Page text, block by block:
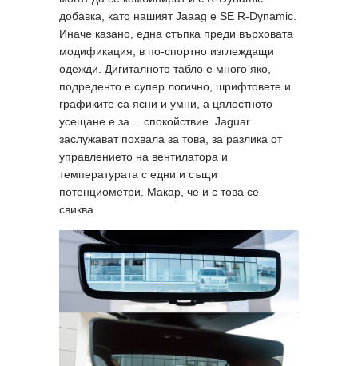
добавка, като нашият Jaaag е SE R-Dynamic.
Иначе казано, една стъпка преди върховата
модификация, в по-спортно изглеждащи
одежди. Дигиталното табло е много яко,
подреденто е супер логично, шрифтовете и
графиките са ясни и умни, а цялостното
усещане е за… спокойствие. Jaguar
заслужават похвала за това, за разлика от
управлението на вентилатора и
температурата с едни и същи
потенциометри. Макар, че и с това се
свиква.